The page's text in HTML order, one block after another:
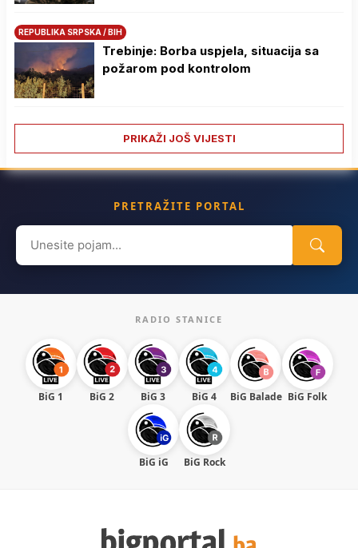
REPUBLIKA SRPSKA / BIH
Trebinje: Borba uspjela, situacija sa
požarom pod kontrolom
PRIKAŽI JOŠ VIJESTI
PRETRAŽITE PORTAL
Search
for:
RADIO STANICE
BiG 1 BiG 2 BiG 3 BiG 4 BiG Balade BiG Folk
BiG iG BiG Rock